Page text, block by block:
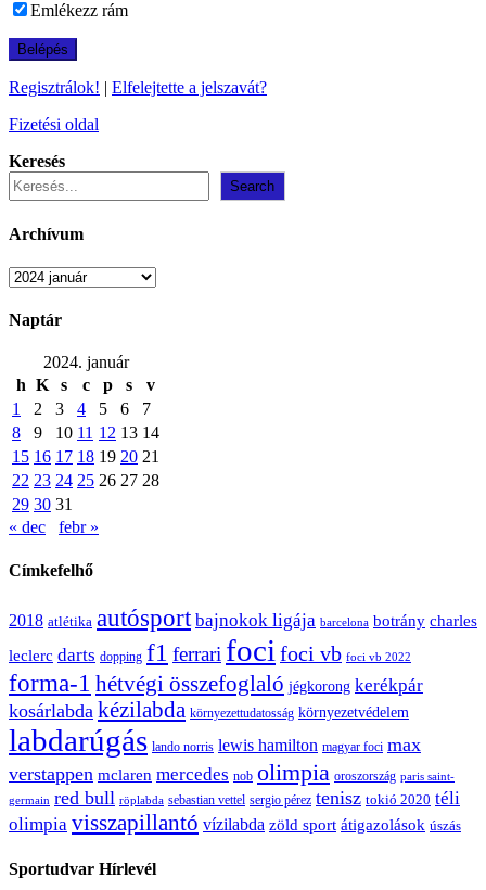
Emlékezz rám
Regisztrálok! | Elfelejtette a jelszavát?
Fizetési oldal
Keresés
Search
Archívum
Archívum
Naptár
2024. január
h K s c p s
v
1
2 3 4 5 6
7
8
9 10 11 12 13 14
15 16 17 18 19 20 21
22 23 24 25 26 27 28
29 30 31
« dec
febr »
Címkefelhő
2018 atlétika autósport bajnokok ligája barcelona botrány charles
leclerc darts dopping f1 ferrari foci foci vb foci vb 2022
forma-1 hétvégi összefoglaló jégkorong kerékpár
kosárlabda kézilabda környezettudatosság környezetvédelem
labdarúgás lando norris lewis hamilton magyar foci max
verstappen mclaren mercedes nob olimpia oroszország paris saint-
germain red bull röplabda sebastian vettel sergio pérez tenisz tokió 2020 téli
olimpia visszapillantó vízilabda zöld sport átigazolások úszás
Sportudvar Hírlevél